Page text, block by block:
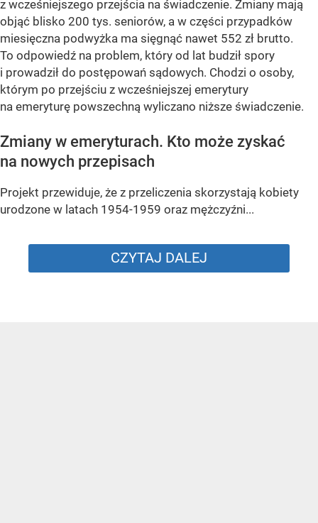
z wcześniejszego przejścia na świadczenie. Zmiany mają
objąć blisko 200 tys. seniorów, a w części przypadków
miesięczna podwyżka ma sięgnąć nawet 552 zł brutto.
To odpowiedź na problem, który od lat budził spory
i prowadził do postępowań sądowych. Chodzi o osoby,
którym po przejściu z wcześniejszej emerytury
na emeryturę powszechną wyliczano niższe świadczenie.
Zmiany w emeryturach. Kto może zyskać
na nowych przepisach
Projekt przewiduje, że z przeliczenia skorzystają kobiety
urodzone w latach 1954-1959 oraz mężczyźni...
CZYTAJ DALEJ